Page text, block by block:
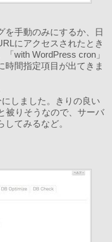
を手動のみにするか、日
にアクセスされたとき
with WordPress cron」
時間指定項目が出てきま
しました。きりの良い
被りそうなので、サーバ
てみるなど。